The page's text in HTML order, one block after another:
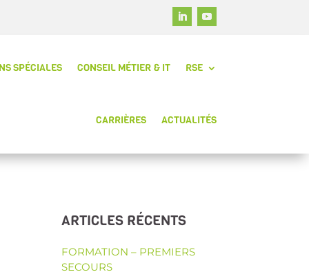
SPÉCIALES CONSEIL MÉTIER & IT RSE
CARRIÈRES ACTUALITÉS
ARTICLES RÉCENTS
FORMATION – PREMIERS
SECOURS